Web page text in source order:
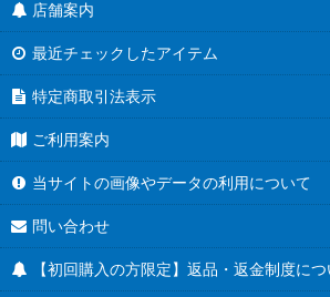
店舗案内
最近チェックしたアイテム
特定商取引法表示
ご利用案内
当サイトの画像やデータの利用について
問い合わせ
【初回購入の方限定】返品・返金制度につ